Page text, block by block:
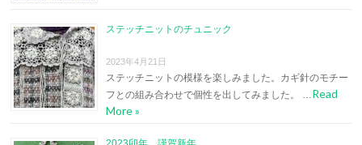
ステッチニットのチュニック
2023年4月21日
ステッチニットの模様を楽しみました。カギ針のモチー
フとの組み合わせで個性を出してみました。 …Read
More »